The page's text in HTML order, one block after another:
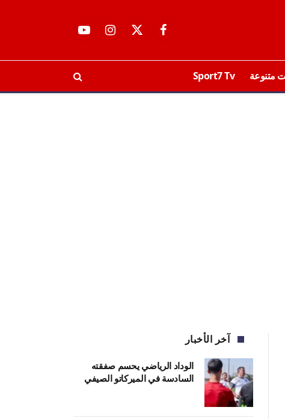
فيسبوكX
الانستغراميوتيوب
متنوعة Sport7 Tv
آخر الأخبار
الوداد الرياضي يحسم صفقته
السادسة في الميركاتو الصيفي